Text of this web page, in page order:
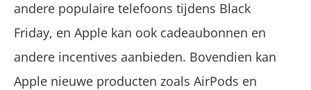
andere populaire telefoons tijdens Black
Friday, en Apple kan ook cadeaubonnen en
andere incentives aanbieden. Bovendien kan
Apple nieuwe producten zoals AirPods en